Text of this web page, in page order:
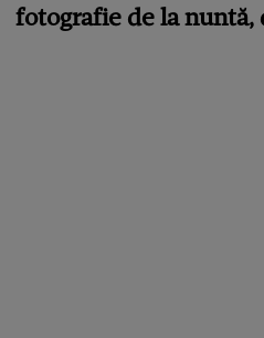
fotografie de la nuntă,